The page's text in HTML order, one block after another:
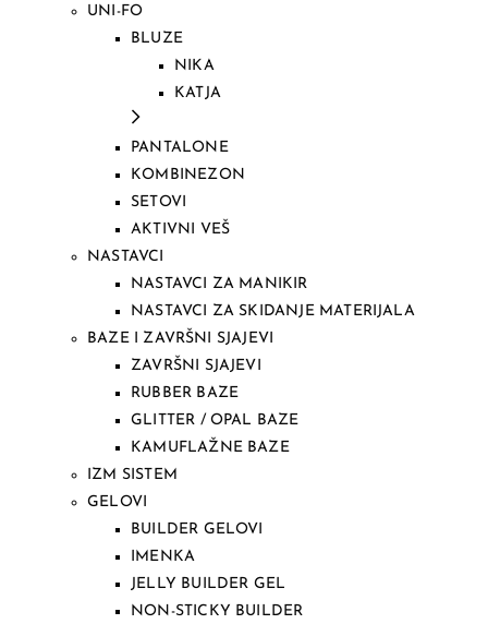
UNI-FO
BLUZE
NIKA
KATJA
PANTALONE
KOMBINEZON
SETOVI
AKTIVNI VEŠ
NASTAVCI
NASTAVCI ZA MANIKIR
NASTAVCI ZA SKIDANJE MATERIJALA
BAZE I ZAVRŠNI SJAJEVI
ZAVRŠNI SJAJEVI
RUBBER BAZE
GLITTER / OPAL BAZE
KAMUFLAŽNE BAZE
IZM SISTEM
GELOVI
BUILDER GELOVI
IMENKA
JELLY BUILDER GEL
NON-STICKY BUILDER